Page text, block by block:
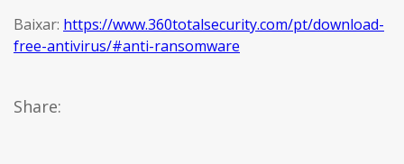
Baixar: https://www.360totalsecurity.com/pt/download-
free-antivirus/#anti-ransomware
Share: